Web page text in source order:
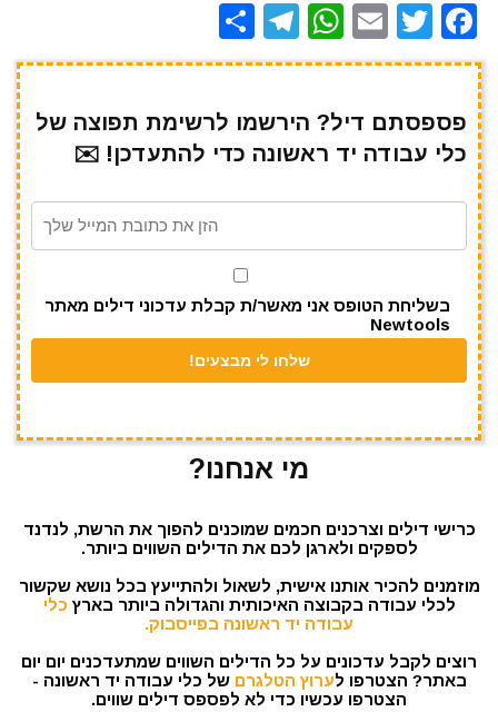
F
a
e
b
o
T
w
te
r
E
m
l
W
h
s
A
p
T
el
gr
a
m
h
e
פספסתם דיל? הירשמו לרשימת תפוצה של
כלי עבודה יד ראשונה כדי להתעדכן! ✉️
בשליחת הטופס אני מאשר/ת קבלת עדכוני דילים מאתר
Newtools
מי אנחנו?
כרישי דילים וצרכנים חכמים שמוכנים להפוך את הרשת, לנדנד
לספקים ולארגן לכם את הדילים השווים ביותר.
מוזמנים להכיר אותנו אישית, לשאול ולהתייעץ בכל נושא שקשור
לכלי עבודה בקבוצה האיכותית והגדולה ביותר בארץ כלי
עבודה יד ראשונה בפייסבוק.
רוצים לקבל עדכונים על כל הדילים השווים שמתעדכנים יום יום
באתר? הצטרפו לערוץ הטלגרם של כלי עבודה יד ראשונה -
הצטרפו עכשיו כדי לא לפספס דילים שווים.